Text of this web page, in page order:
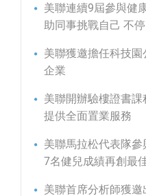
美聯連續9屆參與健
助同事挑戰自己 不停
美聯獲邀擔任科技
企業
美聯開辦驗樓證書
提供全面置業服務
美聯馬拉松代表隊參
7名健兒成績再創最
美聯首席分析師獲